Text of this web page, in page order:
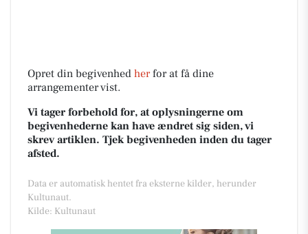
Opret din begivenhed herfor at få dine
arrangementer vist.
Vi tager forbehold for, at oplysningerne om
begivenhederne kan have ændret sig siden, vi
skrev artiklen. Tjek begivenheden inden du tager
afsted.
Data er automatisk hentet fra eksterne kilder, herunder
Kultunaut.
Kilde: Kultunaut